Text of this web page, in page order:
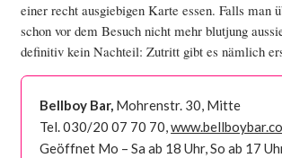
einer recht ausgiebigen Karte essen. Falls man
schon vor dem Besuch nicht mehr blutjung
definitiv kein Nachteil: Zutritt gibt es nämlich
Bellboy Bar, Mohrenstr. 30, Mitte
Tel. 030/20 07 70 70,
Geöffnet Mo – Sa ab 18 Uhr, So ab 17